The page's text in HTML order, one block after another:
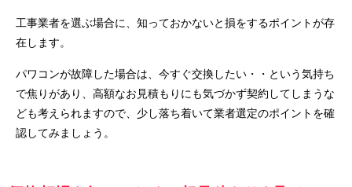
工事業者を選ぶ場合に、知っておかないと損をするポイントが存
在します。
パワコンが故障した場合は、今すぐ交換したい・・という気持ち
で焦りがあり、高額なお見積もりにも気づかず契約してしまうな
ども考えられますので、少し落ち着いて業者選定のポイントを確
認してみましょう。